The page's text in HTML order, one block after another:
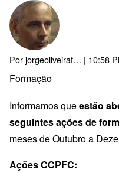
Porjorgeoliveiraf… | 10:58
Formação
Informamos queestão
seguintes ações de
meses de Outubro a
Ações CCPFC: